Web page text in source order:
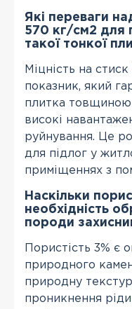
Які переваги
570 кг/см2 для
такої тонкої
Міцність на
показник, який
плитка товщиною
високі
руйнування. Це
для підлог у
приміщеннях з
Наскільки
необхідність
породи
Пористість 3% є
природного
природну
проникнення